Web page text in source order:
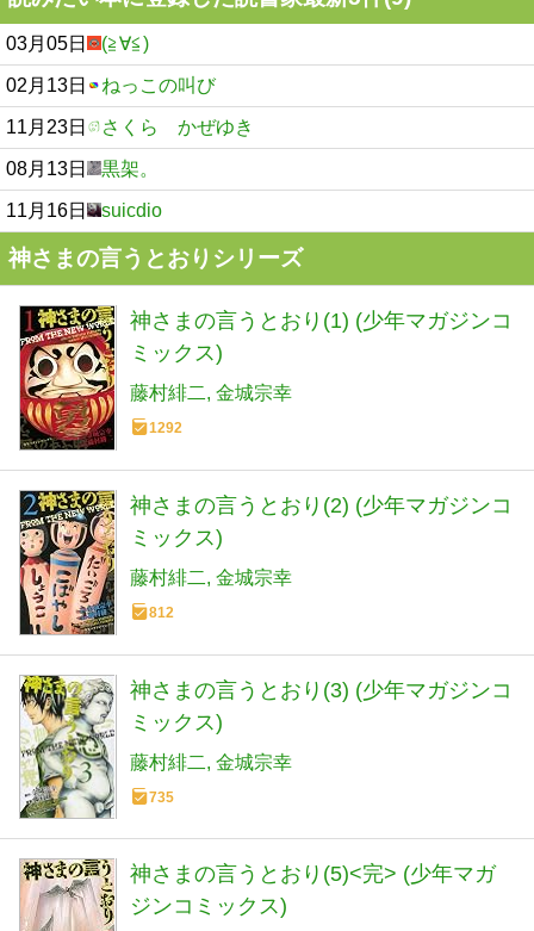
03月05日 (≧∀≦)
02月13日 ねっこの叫び
11月23日 さくら かぜゆき
08月13日 黒架。
11月16日 suicdio
神さまの言うとおりシリーズ
神さまの言うとおり(1) (少年マガジンコ
ミックス)
藤村緋二 金城宗幸
1292
神さまの言うとおり(2) (少年マガジンコ
ミックス)
藤村緋二 金城宗幸
812
神さまの言うとおり(3) (少年マガジンコ
ミックス)
藤村緋二 金城宗幸
735
神さまの言うとおり(5)<完> (少年マガ
ジンコミックス)